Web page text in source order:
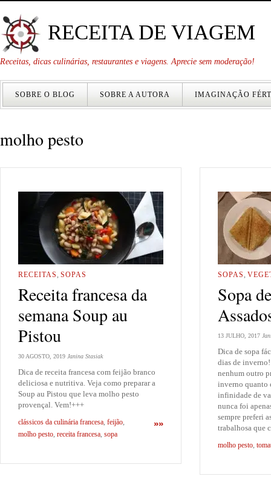
RECEITA DE VIAGEM
Receitas, dicas culinárias, restaurantes e viagens. Aprecie sem moderação!
SOBRE O BLOG SOBRE A AUTORA IMAGINAÇÃO
molho pesto
RECEITAS, SOPAS
Receita francesa da
semana Soup au
Pistou
30 AGOSTO, 2019 Janina Stasiak
Dica de receita francesa com feijão branco
deliciosa e nutritiva. Veja como preparar a
Soup au Pistou que leva molho pesto
provençal. Vem!+++
»»
clássicos da culinária francesa, feijão,
molho pesto, receita francesa, sopa
SOPAS,
Sopa
13 JULHO, 2017
Dica de sopa
dias de
nenhum outro
inverno quanto
infinidade de
nunca foi
sempre preferi
trabalhosa que
molho pesto,